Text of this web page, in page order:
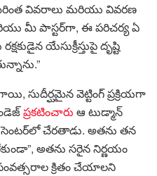
వివరాలు మరియు వివరణ
మీ పాస్టర్‌గా, ఈ పరిచర్య ఏ
యేసుక్రీస్తుపై దృష్టి
సుదీర్ఘమైన వెట్టింగ్ ప్రక్రియగా
ప్రకటించారు ఆ టుడ్మాన్
చేరతాడు. అతను తన
అతను సరైన నిర్ణయం
క్రితం చేయాలని